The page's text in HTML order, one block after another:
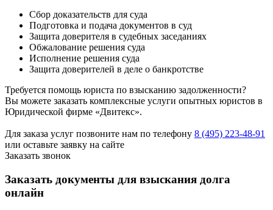
Сбор доказательств для суда
Подготовка и подача документов в суд
Защита доверителя в судебных заседаниях
Обжалование решения суда
Исполнение решения суда
Защита доверителей в деле о банкротстве
Требуется помощь юриста по взысканию задолженности?
Вы можете заказать комплексные услуги опытных юристов в
Юридической фирме «Двитекс».
Для заказа услуг позвоните нам по телефону 8 (495) 223-48-91
или оставьте заявку на сайте
Заказать звонок
Заказать документы для взыскания долга
онлайн